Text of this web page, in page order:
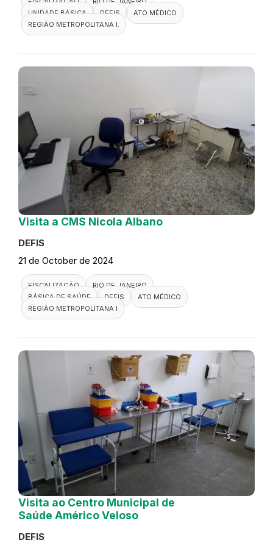
UNIDADE BÁSICA
DEFIS
ATO MÉDICO
REGIÃO METROPOLITANA I.
Visita a CMS Nicola Albano
DEFIS
21 de October de 2024
FISCALIZAÇÃO
RIO DE JANEIRO
BÁSICA DE SAÚDE
DEFIS
ATO MÉDICO
REGIÃO METROPOLITANA I
Visita ao Centro Municipal de
Saúde Américo Veloso
DEFIS